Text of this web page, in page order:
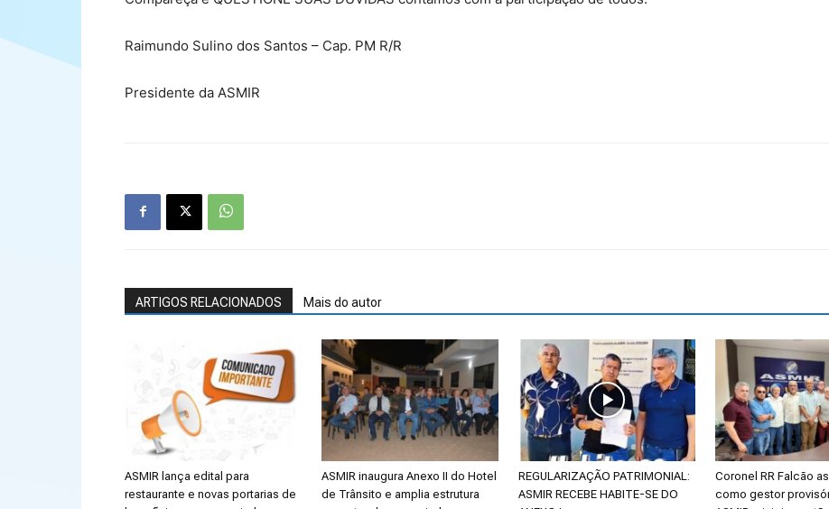
Pensionistas
do
Raimundo Sulino dos Santos – Cap. PM R/R
Presidente da ASMIR
ARTIGOS RELACIONADOS Mais do autor
ASMIR lança edital para
restaurante e novas portarias de
ASMIR inaugura Anexo II do Hotel
de Trânsito e amplia estrutura
REGULARIZAÇÃO PATRIMONIAL:
ASMIR RECEBE HABITE-SE DO
Coronel RR Falcão
como gestor